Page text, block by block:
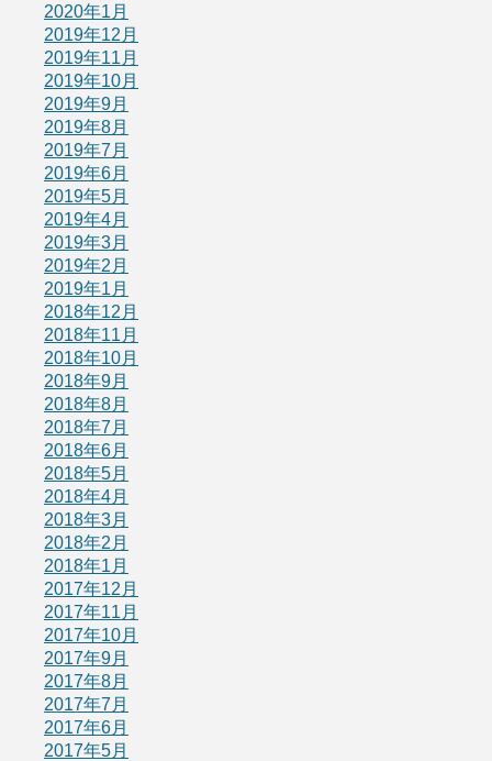
2020年1月
2019年12月
2019年11月
2019年10月
2019年9月
2019年8月
2019年7月
2019年6月
2019年5月
2019年4月
2019年3月
2019年2月
2019年1月
2018年12月
2018年11月
2018年10月
2018年9月
2018年8月
2018年7月
2018年6月
2018年5月
2018年4月
2018年3月
2018年2月
2018年1月
2017年12月
2017年11月
2017年10月
2017年9月
2017年8月
2017年7月
2017年6月
2017年5月